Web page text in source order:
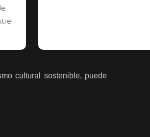
cultural sostenible, puede